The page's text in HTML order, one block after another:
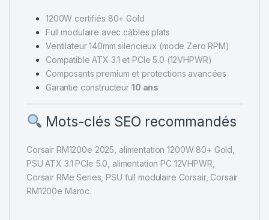
1200W certifiés 80+ Gold
Full modulaire avec câbles plats
Ventilateur 140mm silencieux (mode Zero RPM)
Compatible ATX 3.1 et PCIe 5.0 (12VHPWR)
Composants premium et protections avancées
Garantie constructeur 10 ans
Mots-clés SEO recommandés
Corsair RM1200e 2025, alimentation 1200W 80+ Gold,
PSU ATX 3.1 PCIe 5.0, alimentation PC 12VHPWR,
Corsair RMe Series, PSU full modulaire Corsair, Corsair
RM1200e Maroc.